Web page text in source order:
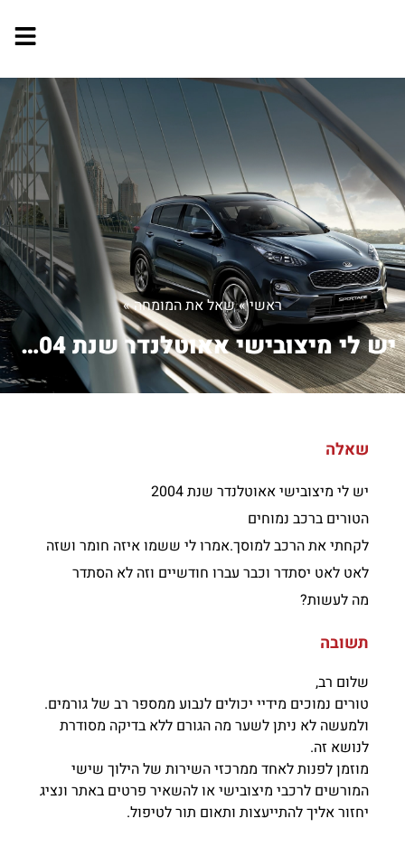
ראשי»שאל את המומחה»
יש לי מיצובישי אאוטלנדר שנת 2004 הטו...
שאלה
יש לי מיצובישי אאוטלנדר שנת 2004
הטורים ברכב נמוחים
לקחתי את הרכב למוסך.אמרו לי ששמו איזה חומר ושזה
לאט לאט יסתדר וכבר עברו חודשיים וזה לא הסתדר
מה לעשות?
תשובה
שלום רב,
טורים נמוכים מידיי יכולים לנבוע ממספר רב של גורמים.
ולמעשה לא ניתן לשער מה הגורם ללא בדיקה מסודרת
לנושא זה.
מוזמן לפנות לאחד ממרכזי השירות של הילוך שישי
המורשים לרכבי מיצובישי או להשאיר פרטים באתר ונציג
יחזור אליך להתייעצות ותאום תור לטיפול.